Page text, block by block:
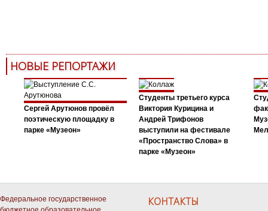
НОВЫЕ РЕПОРТАЖИ
Сергей Арутюнов провёл
поэтическую площадку в
парке «Музеон»
Студенты третьего курса
Виктория Курицина и
Андрей Трифонов
выступили на фестивале
«Пространство Слова» в
парке «Музеон»
Федеральное государственное
КОНТАКТЫ